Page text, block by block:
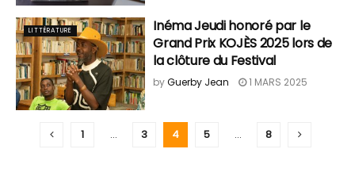
LITTÉRATURE
Inéma Jeudi honoré par le
Grand Prix KOJÈS 2025 lors de
la clôture du Festival
byGuerby Jean 1 MARS 2025
1 … 3 4 5 … 8